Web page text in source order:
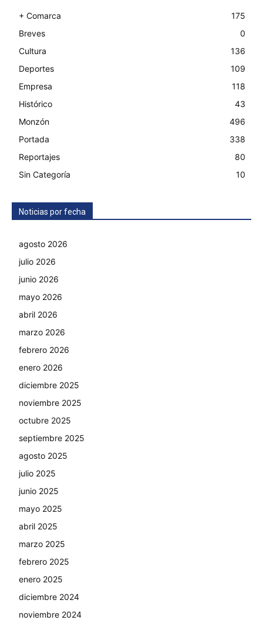
+ Comarca
175
Breves
0
Cultura
136
Deportes
109
Empresa
118
Histórico
43
Monzón
496
Portada
338
Reportajes
80
Sin Categoría
10
Noticias por fecha
agosto 2026
julio 2026
junio 2026
mayo 2026
abril 2026
marzo 2026
febrero 2026
enero 2026
diciembre 2025
noviembre 2025
octubre 2025
septiembre 2025
agosto 2025
julio 2025
junio 2025
mayo 2025
abril 2025
marzo 2025
febrero 2025
enero 2025
diciembre 2024
noviembre 2024